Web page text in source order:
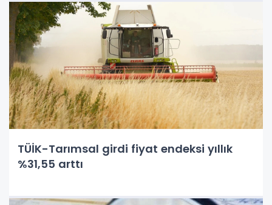
TÜİK-Tarımsal girdi fiyat endeksi yıllık
%31,55 arttı